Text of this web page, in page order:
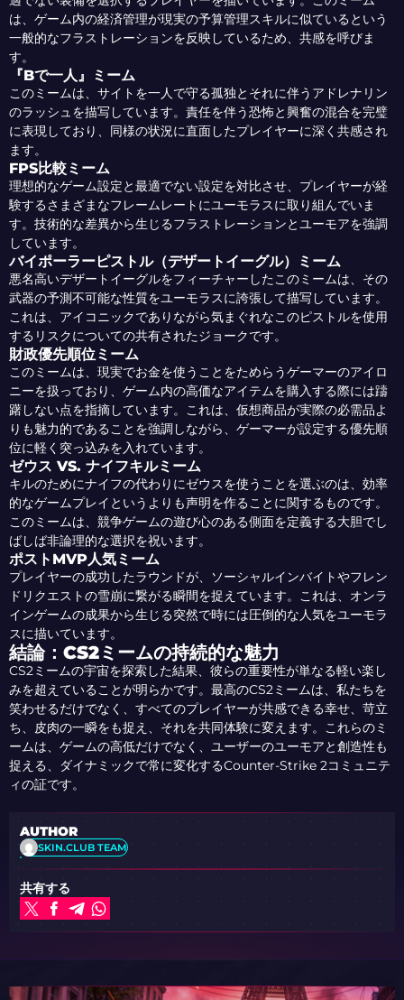
は、ゲーム内の経済管理が現実の予算管理スキルに似ているという
一般的なフラストレーションを反映しているため、共感を呼びま
す。
『Bで一人』ミーム
このミームは、サイトを一人で守る孤独とそれに伴うアドレナリン
のラッシュを描写しています。責任を伴う恐怖と興奮の混合を完璧
に表現しており、同様の状況に直面したプレイヤーに深く共感され
ます。
FPS比較ミーム
理想的なゲーム設定と最適でない設定を対比させ、プレイヤーが経
験するさまざまなフレームレートにユーモラスに取り組んでいま
す。技術的な差異から生じるフラストレーションとユーモアを強調
しています。
バイポーラーピストル（デザートイーグル）ミーム
悪名高いデザートイーグルをフィーチャーしたこのミームは、その
武器の予測不可能な性質をユーモラスに誇張して描写しています。
これは、アイコニックでありながら気まぐれなこのピストルを使用
するリスクについての共有されたジョークです。
財政優先順位ミーム
このミームは、現実でお金を使うことをためらうゲーマーのアイロ
ニーを扱っており、ゲーム内の高価なアイテムを購入する際には躊
躇しない点を指摘しています。これは、仮想商品が実際の必需品よ
りも魅力的であることを強調しながら、ゲーマーが設定する優先順
位に軽く突っ込みを入れています。
ゼウス VS. ナイフキルミーム
キルのためにナイフの代わりにゼウスを使うことを選ぶのは、効率
的なゲームプレイというよりも声明を作ることに関するものです。
このミームは、競争ゲームの遊び心のある側面を定義する大胆でし
ばしば非論理的な選択を祝います。
ポストMVP人気ミーム
プレイヤーの成功したラウンドが、ソーシャルインバイトやフレン
ドリクエストの雪崩に繋がる瞬間を捉えています。これは、オンラ
インゲームの成果から生じる突然で時には圧倒的な人気をユーモラ
スに描いています。
結論：CS2ミームの持続的な魅力
CS2ミームの宇宙を探索した結果、彼らの重要性が単なる軽い楽し
みを超えていることが明らかです。最高のCS2ミームは、私たちを
笑わせるだけでなく、すべてのプレイヤーが共感できる幸せ、苛立
ち、皮肉の一瞬をも捉え、それを共同体験に変えます。これらのミ
ームは、ゲームの高低だけでなく、ユーザーのユーモアと創造性も
捉える、ダイナミックで常に変化するCounter-Strike 2コミュニテ
ィの証です。
AUTHOR
SKIN.CLUB TEAM
共有する